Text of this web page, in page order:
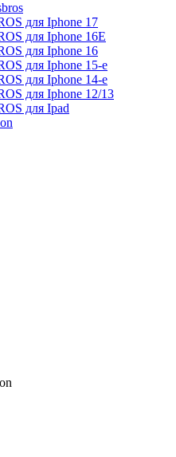
для Iphone 17
для Iphone 16E
для Iphone 16
для Iphone 15-е
для Iphone 14-е
для Iphone 12/13
для Ipad